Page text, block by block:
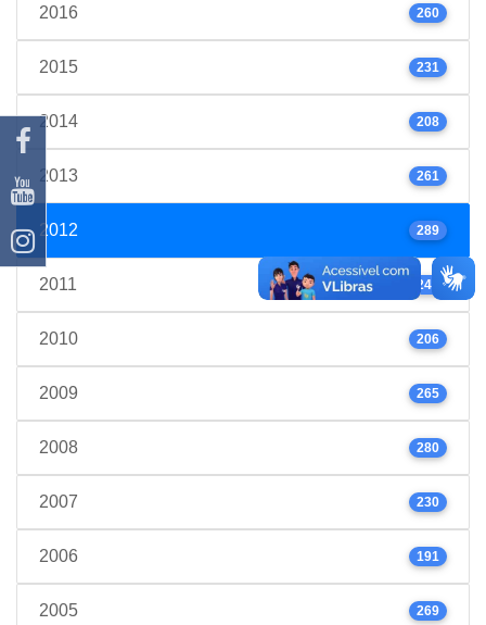
2016 260
2015 231
2014 208
2013 261
2012 289
2011 245
2010 206
2009 265
2008 280
2007 230
2006 191
2005 269